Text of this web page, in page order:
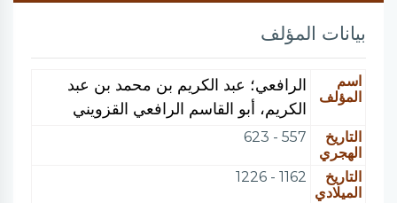
بيانات المؤلف
اسم
المؤلف
الرافعي؛ عبد الكريم بن محمد بن عبد
الكريم، أبو القاسم الرافعي القزويني
التاريخ
الهجري
557 - 623
التاريخ
الميلادي
1162 - 1226